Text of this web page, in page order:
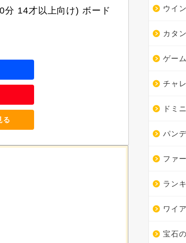
分 14才以上向け) ボード
る
ウイ
カタン
ゲー
チャ
ドミ
パン
ファ
ラン
ワイ
宝石